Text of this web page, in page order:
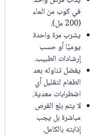
في كوب من الماء
يشرب مرة واحدة
يوميًا أو حسب
إرشادات الطبيب.
يفضل تناوله بعد
الطعام لتقليل أي
اضطرابات معدية.
لا يتم بلع القرص
مباشرة بل يجب
إذابته بالكامل.